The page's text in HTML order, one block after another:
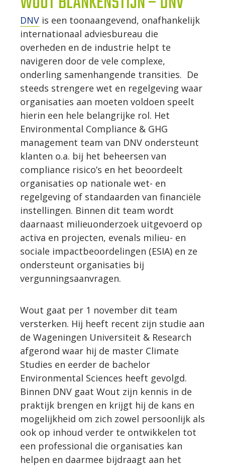
WERKWIJZE
UW PROJECT
CONTACT
DNVis een toonaangevend, onafhankelijk
internationaal adviesbureau die
overheden en de industrie helpt te
navigeren door de vele complexe,
onderling samenhangende transities. De
steeds strengere wet en regelgeving waar
organisaties aan moeten voldoen speelt
hierin een hele belangrijke rol. Het
Environmental Compliance & GHG
management team van DNV ondersteunt
klanten o.a. bij het beheersen van
compliance risico’s en het beoordeelt
organisaties op nationale wet- en
regelgeving of standaarden van financiële
instellingen. Binnen dit team wordt
daarnaast milieuonderzoek uitgevoerd op
activa en projecten, evenals milieu- en
sociale impactbeoordelingen (ESIA) en ze
ondersteunt organisaties bij
vergunningsaanvragen.
Wout gaat per 1 november dit team
versterken. Hij heeft recent zijn studie aan
de Wageningen Universiteit & Research
afgerond waar hij de master Climate
Studies en eerder de bachelor
Environmental Sciences heeft gevolgd.
Binnen DNV gaat Wout zijn kennis in de
praktijk brengen en krijgt hij de kans en
mogelijkheid om zich zowel persoonlijk als
ook op inhoud verder te ontwikkelen tot
een professional die organisaties kan
helpen en daarmee bijdraagt aan het